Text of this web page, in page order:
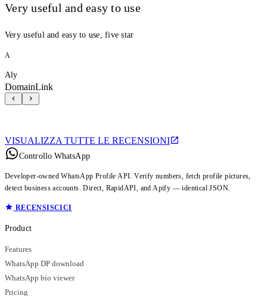
Very useful and easy to use
Very useful and easy to use, five star
A
Aly
DomainLink
VISUALIZZA TUTTE LE RECENSIONI
Controllo WhatsApp
Developer-owned WhatsApp Profile API. Verify numbers, fetch profile pictures,
detect business accounts. Direct, RapidAPI, and Apify — identical JSON.
RECENSISCICI
Product
Features
WhatsApp DP download
WhatsApp bio viewer
Pricing